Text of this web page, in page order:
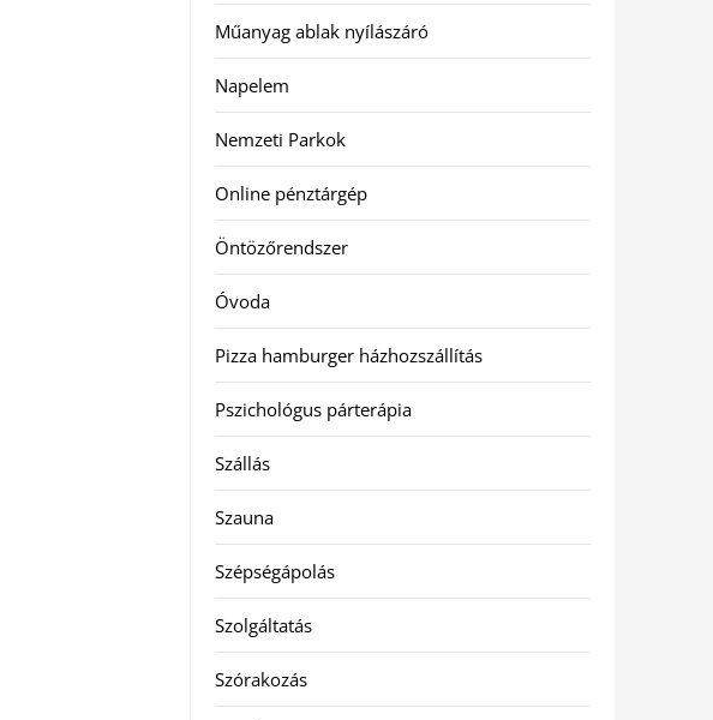
Műanyag ablak nyílászáró
Napelem
Nemzeti Parkok
Online pénztárgép
Öntözőrendszer
Óvoda
Pizza hamburger házhozszállítás
Pszichológus párterápia
Szállás
Szauna
Szépségápolás
Szolgáltatás
Szórakozás